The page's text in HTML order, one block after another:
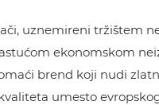
uznemireni tržištem
ekonomskom
brend koji nudi
umesto